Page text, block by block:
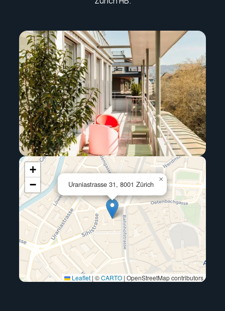
Uraniastrasse 31, 8001 Zürich
×
+
−
Leaflet | ©CARTO| OpenStreetMap contributors